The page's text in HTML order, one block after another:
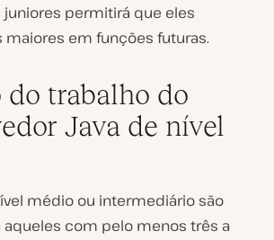
permitirá que eles
maiores em funções futuras.
do trabalho do
Java de nível
médio ou intermediário são
com pelo menos três a